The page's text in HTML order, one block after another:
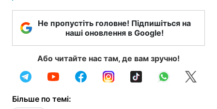
Не пропустіть головне! Підпишіться на
наші оновлення в Google!
Або читайте нас там, де вам зручно!
Більше по темі: